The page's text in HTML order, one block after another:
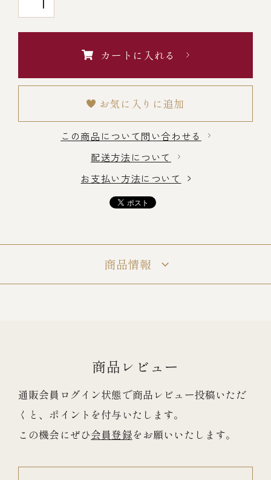
￥10,000～￥14,999
￥15,000～￥19,999カートに入れる
お気に入りに追加
この商品について問い合わせる
配送方法について
お支払い方法について
商品情報
商品レビュー
通販会員ログイン状態で商品レビュー投稿いただ
くと、ポイントを付与いたします。
この機会にぜひ会員登録をお願いいたします。